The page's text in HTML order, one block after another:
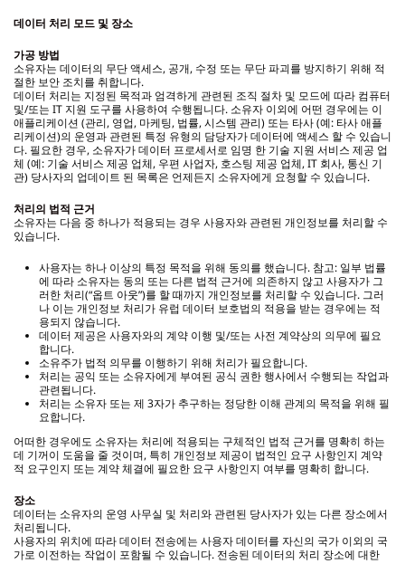
데이터 처리 모드 및 장소
가공 방법
소유자는 데이터의 무단 액세스, 공개, 수정 또는 무단 파괴를 방지하기 위해 적
절한 보안 조치를 취합니다.
데이터 처리는 지정된 목적과 엄격하게 관련된 조직 절차 및 모드에 따라 컴퓨터
및/또는 IT 지원 도구를 사용하여 수행됩니다. 소유자 이외에 어떤 경우에는 이
애플리케이션 (관리, 영업, 마케팅, 법률, 시스템 관리) 또는 타사 (예: 타사 애플
리케이션)의 운영과 관련된 특정 유형의 담당자가 데이터에 액세스 할 수 있습니
다. 필요한 경우, 소유자가 데이터 프로세서로 임명 한 기술 지원 서비스 제공 업
체 (예: 기술 서비스 제공 업체, 우편 사업자, 호스팅 제공 업체, IT 회사, 통신 기
관) 당사자의 업데이트 된 목록은 언제든지 소유자에게 요청할 수 있습니다.
처리의 법적 근거
소유자는 다음 중 하나가 적용되는 경우 사용자와 관련된 개인정보를 처리할 수
있습니다.
사용자는 하나 이상의 특정 목적을 위해 동의를 했습니다. 참고: 일부 법률
에 따라 소유자는 동의 또는 다른 법적 근거에 의존하지 않고 사용자가 그
러한 처리(“옵트 아웃”)를 할 때까지 개인정보를 처리할 수 있습니다. 그러
나 이는 개인정보 처리가 유럽 데이터 보호법의 적용을 받는 경우에는 적
용되지 않습니다.
데이터 제공은 사용자와의 계약 이행 및/또는 사전 계약상의 의무에 필요
합니다.
소유주가 법적 의무를 이행하기 위해 처리가 필요합니다.
처리는 공익 또는 소유자에게 부여된 공식 권한 행사에서 수행되는 작업과
관련됩니다.
처리는 소유자 또는 제 3자가 추구하는 정당한 이해 관계의 목적을 위해 필
요합니다.
어떠한 경우에도 소유자는 처리에 적용되는 구체적인 법적 근거를 명확히 하는
데 기꺼이 도움을 줄 것이며, 특히 개인정보 제공이 법적인 요구 사항인지 계약
적 요구인지 또는 계약 체결에 필요한 요구 사항인지 여부를 명확히 합니다.
장소
데이터는 소유자의 운영 사무실 및 처리와 관련된 당사자가 있는 다른 장소에서
처리됩니다.
사용자의 위치에 따라 데이터 전송에는 사용자 데이터를 자신의 국가 이외의 국
가로 이전하는 작업이 포함될 수 있습니다. 전송된 데이터의 처리 장소에 대한